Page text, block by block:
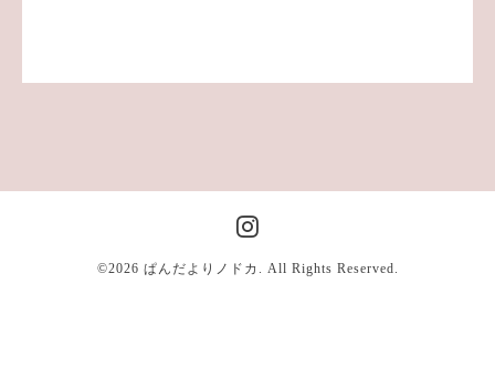
©2026 ぱんだよりノドカ . All Rights Reserved.